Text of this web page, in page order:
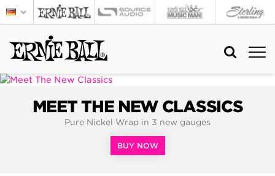
MEET THE NEW CLASSICS
Pure Nickel Wrap in 3 new gauges
BUY NOW